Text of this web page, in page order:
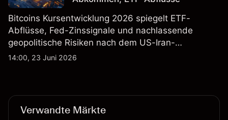
Bitcoins Kursentwicklung 2026 spiegelt ETF-
Abflüsse, Fed-Zinssignale und nachlassende
geopolitische Risiken nach dem US-Iran-
Friedensabkommen wider. Die Wertentwicklung in
14:00, 23 Juni 2026
Verwandte Märkte